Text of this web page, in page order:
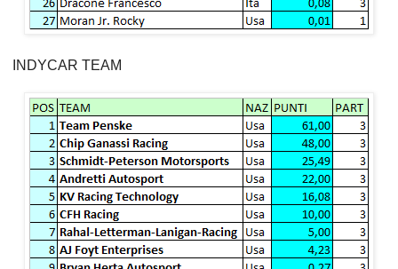
INDYCAR TEAM